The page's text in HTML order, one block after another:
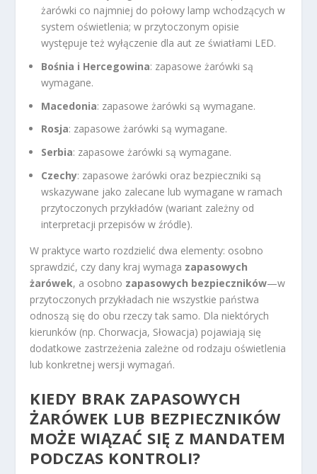
żarówki co najmniej do połowy lamp wchodzących w
system oświetlenia; w przytoczonym opisie
występuje też wyłączenie dla aut ze światłami LED.
Bośnia i Hercegowina: zapasowe żarówki są
wymagane.
Macedonia: zapasowe żarówki są wymagane.
Rosja: zapasowe żarówki są wymagane.
Serbia: zapasowe żarówki są wymagane.
Czechy: zapasowe żarówki oraz bezpieczniki są
wskazywane jako zalecane lub wymagane w ramach
przytoczonych przykładów (wariant zależny od
interpretacji przepisów w źródle).
W praktyce warto rozdzielić dwa elementy: osobno
sprawdzić, czy dany kraj wymaga zapasowych
żarówek, a osobno zapasowych bezpieczników—w
przytoczonych przykładach nie wszystkie państwa
odnoszą się do obu rzeczy tak samo. Dla niektórych
kierunków (np. Chorwacja, Słowacja) pojawiają się
dodatkowe zastrzeżenia zależne od rodzaju oświetlenia
lub konkretnej wersji wymagań.
KIEDY BRAK ZAPASOWYCH
ŻARÓWEK LUB BEZPIECZNIKÓW
MOŻE WIĄZAĆ SIĘ Z MANDATEM
PODCZAS KONTROLI?